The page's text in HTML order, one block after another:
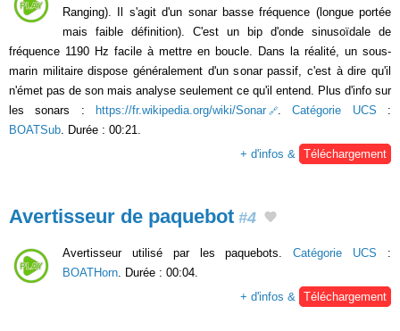
Ranging). Il s'agit d'un sonar basse fréquence (longue portée
mais faible définition). C'est un bip d'onde sinusoïdale de
fréquence 1190 Hz facile à mettre en boucle. Dans la réalité, un sous-
marin militaire dispose généralement d'un sonar passif, c'est à dire qu'il
n'émet pas de son mais analyse seulement ce qu'il entend. Plus d'info sur
les sonars :
https://fr.wikipedia.org/wiki/Sonar .Catégorie UCS :
BOATSub . Durée : 00:21.
+ d'infos &
Téléchargement
Avertisseur de paquebot #4
Avertisseur utilisé par les paquebots.Catégorie UCS :
BOATHorn . Durée : 00:04.
+ d'infos &
Téléchargement